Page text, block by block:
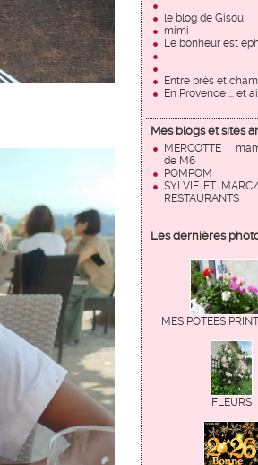
le blog de Gisou
mimi
Le bonheur est
Entre prés et
En Provence ... et
Mes blogs et sites
MERCOTTE
de M6
POMPOM
SYLVIE ET
RESTAURANTS
Les dernières
MES POTEES
FLEURS